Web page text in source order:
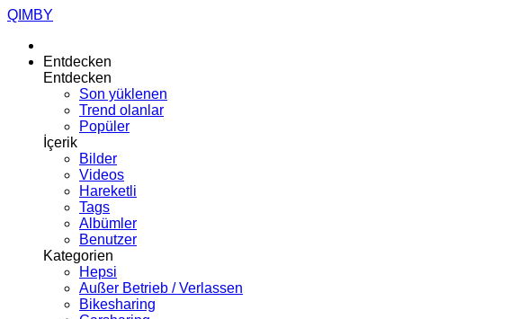
QIMBY
Entdecken
Entdecken
Son yüklenen
Trend olanlar
Popüler
İçerik
Bilder
Videos
Hareketli
Tags
Albümler
Benutzer
Kategorien
Hepsi
Außer Betrieb / Verlassen
Bikesharing